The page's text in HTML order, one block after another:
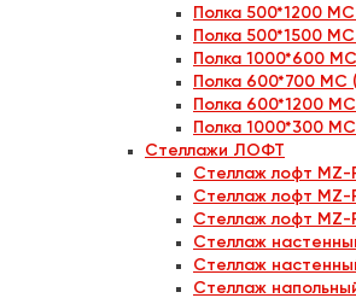
Полка 500*1200 МС
Полка 500*1500 МС
Полка 1000*600 МС
Полка 600*700 МС
Полка 600*1200 МС
Полка 1000*300 МС
Стеллажи ЛОФТ
Стеллаж лофт МZ-
Стеллаж лофт МZ-
Стеллаж лофт МZ-
Стеллаж
Стеллаж
Стеллаж